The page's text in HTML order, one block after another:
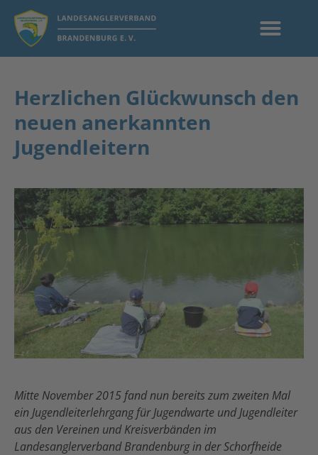
Herzlichen Glückwunsch den
neuen anerkannten
Jugendleitern
Mitte November 2015 fand nun bereits zum zweiten Mal
ein Jugendleiterlehrgang für Jugendwarte und Jugendleiter
aus den Vereinen und Kreisverbänden im
Landesanglerverband Brandenburg in der Schorfheide